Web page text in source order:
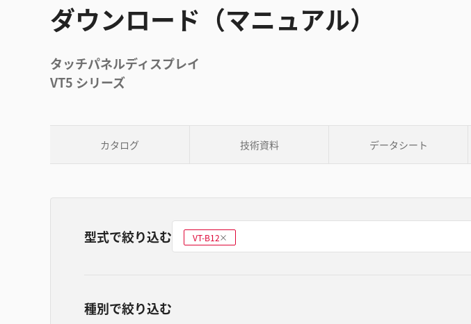
ダウンロード（マニュアル）
タッチパネルディスプレイ
VT5 シリーズ
カタログ 技術資料 データシート
型式で絞り込む 型式を選ぶ
VT-B12削
除
種別で絞り込む